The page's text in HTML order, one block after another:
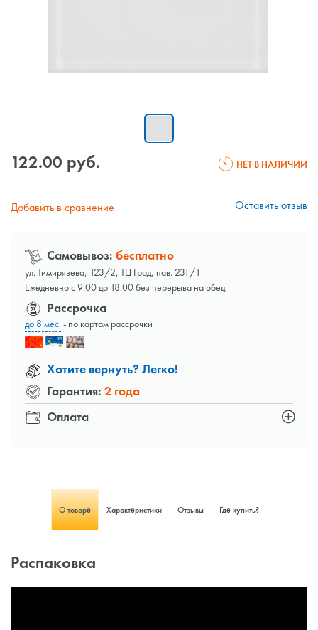
122.00 руб. НЕТ В НАЛИЧИИ
Добавить в сравнение Оставить отзыв
Самовывоз: бесплатно
ул. Тимирязева, 123/2, ТЦ Град, пав. 231/1
Ежедневно с 9:00 до 18:00 без перерыва на обед
Оплата
Рассрочка
до 8 мес.- по картам рассрочки
Хотите вернуть? Легко!
Гарантия: 2 года
О товаре Характеристики Отзывы Где купить?
Распаковка